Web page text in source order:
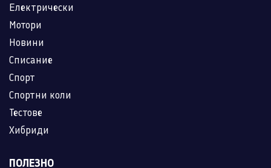
Електрически
Мотори
Новини
Списание
Спорт
Спортни коли
Тестове
Хибриди
ПОЛЕЗНО